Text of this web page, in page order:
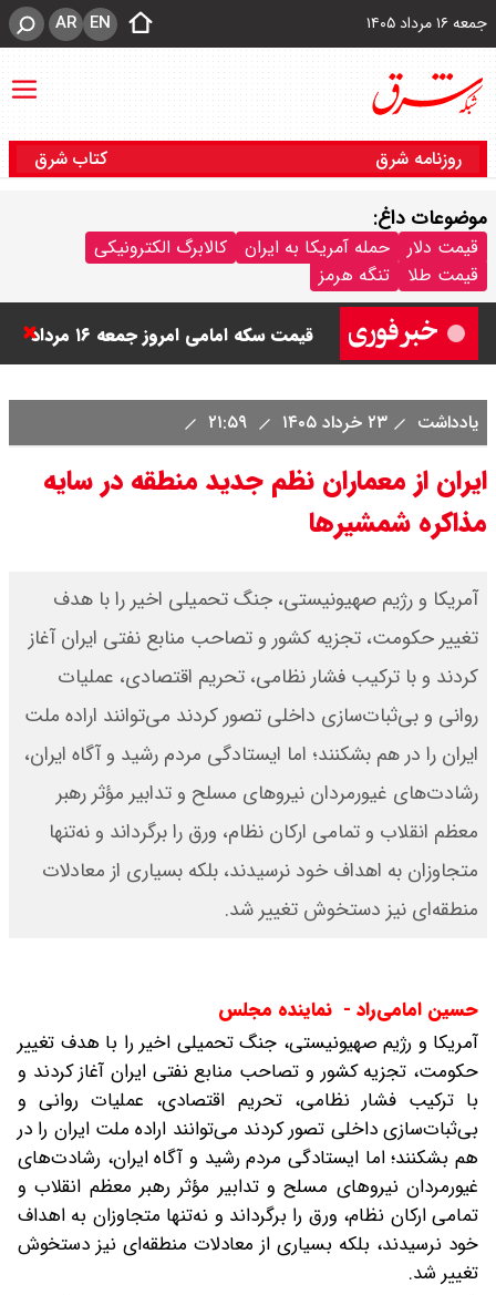
جمعه ۱۶ مرداد ۱۴۰۵ EN
AR
روزنامه شرق کتاب شرق
موضوعات داغ:
قیمت دلار حمله آمریکا به ایران
کالابرگ الکترونیکی
قیمت طلا
تنگه هرمز
۱۴۰۵ اعلام شد + جدول
قیمت سکه امامی امروز جمعه ۱۶ مرداد
۱۴۰۵ اعلام شد/ کاهش قیمت سکه
قیمت طلا ۲۴ عیار امروز جمعه ۱۶ مرداد
۱۴۰۵ اعلام شد/ طلا بر مدار صعود
قیمت نفت امروز جمعه ۱۶ مرداد ۱۴۰۵
/ نفت صعودی شد + جدول
یادداشت ۲۳ خرداد ۱۴۰۵
ایران از معماران نظم جدید منطقه در سایه
مذاکره شمشیرها
آمریکا و رژیم صهیونیستی، جنگ تحمیلی اخیر را با هدف
تغییر حکومت، تجزیه کشور و تصاحب منابع نفتی ایران آغاز
کردند و با ترکیب فشار نظامی، تحریم اقتصادی، عملیات
روانی و بی‌ثبات‌سازی داخلی تصور کردند می‌توانند اراده ملت
ایران را در هم بشکنند؛ اما ایستادگی مردم رشید و آگاه ایران،
رشادت‌های غیورمردان نیروهای مسلح و تدابیر مؤثر رهبر
معظم انقلاب و تمامی ارکان نظام، ورق را برگرداند و نه‌تنها
متجاوزان به اهداف خود نرسیدند، بلکه بسیاری از معادلات
منطقه‌ای نیز دستخوش تغییر شد.
حسین امامی‌راد - نماینده مجلس
آمریکا و رژیم صهیونیستی، جنگ تحمیلی اخیر را با هدف تغییر
حکومت، تجزیه کشور و تصاحب منابع نفتی ایران آغاز کردند و
با ترکیب فشار نظامی، تحریم اقتصادی، عملیات روانی و
بی‌ثبات‌سازی داخلی تصور کردند می‌توانند اراده ملت ایران را در
هم بشکنند؛ اما ایستادگی مردم رشید و آگاه ایران، رشادت‌های
غیورمردان نیروهای مسلح و تدابیر مؤثر رهبر معظم انقلاب و
تمامی ارکان نظام، ورق را برگرداند و نه‌تنها متجاوزان به اهداف
خود نرسیدند، بلکه بسیاری از معادلات منطقه‌ای نیز دستخوش
تغییر شد.